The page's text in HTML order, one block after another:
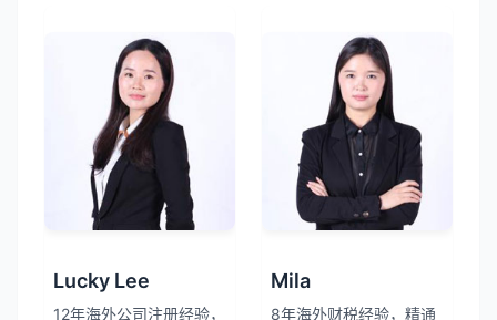
Lucky Lee
12年海外公司注册经验，
Mila
8年海外财税经验，精通